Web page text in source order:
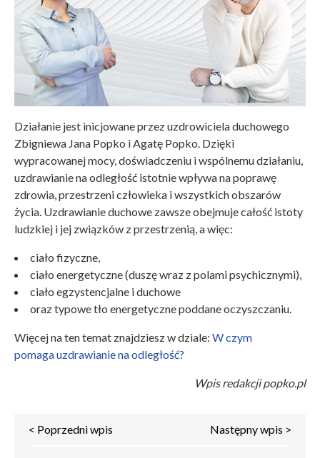
Działanie jest inicjowane przez uzdrowiciela duchowego
Zbigniewa Jana Popko i Agatę Popko. Dzięki
wypracowanej mocy, doświadczeniu i wspólnemu działaniu,
uzdrawianie na odległość istotnie wpływa na poprawę
zdrowia, przestrzeni człowieka i wszystkich obszarów
życia. Uzdrawianie duchowe zawsze obejmuje całość istoty
ludzkiej i jej związków z przestrzenią, a więc:
ciało fizyczne,
ciało energetyczne (duszę wraz z polami psychicznymi),
ciało egzystencjalne i duchowe
oraz typowe tło energetyczne poddane oczyszczaniu.
Więcej na ten temat znajdziesz w dziale: W czym
pomaga uzdrawianie na odległość?
Wpis redakcji popko.pl
< Poprzedni wpis Następny wpis >